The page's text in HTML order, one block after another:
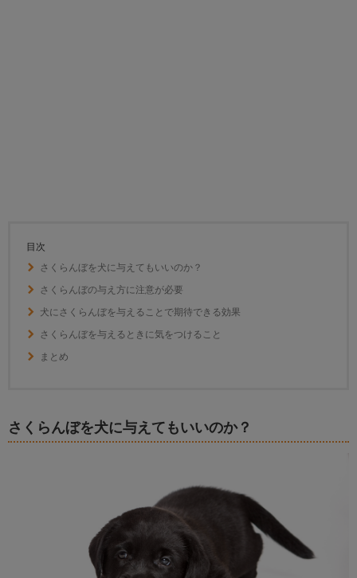
目次
さくらんぼを犬に与えてもいいのか？
さくらんぼの与え方に注意が必要
犬にさくらんぼを与えることで期待できる効果
さくらんぼを与えるときに気をつけること
まとめ
さくらんぼを犬に与えてもいいのか？